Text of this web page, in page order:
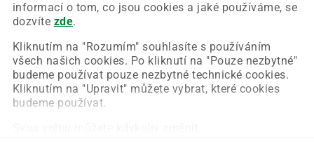
informací o tom, co jsou cookies a jaké používáme, se
dozvíte zde.
Kliknutím na "Rozumím" souhlasíte s používáním
všech našich cookies. Po kliknutí na "Pouze nezbytné"
budeme používat pouze nezbytné technické cookies.
Kliknutím na "Upravit" můžete vybrat, které cookies
budeme používat.
Chyba nastala na naší straně a už ji opravujeme.
Zkuste prosím znovu načíst požadovanou stránku.
Obnovit stránku Úvodní strana